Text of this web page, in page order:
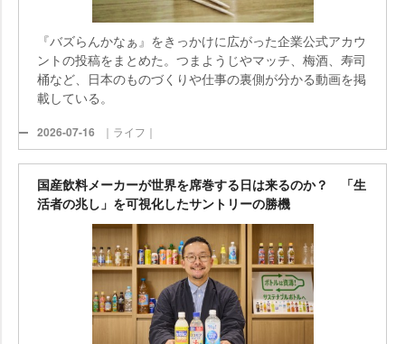
『バズらんかなぁ』をきっかけに広がった企業公式アカウ
ントの投稿をまとめた。つまようじやマッチ、梅酒、寿司
桶など、日本のものづくりや仕事の裏側が分かる動画を掲
載している。
2026-07-16 ｜ライフ｜
国産飲料メーカーが世界を席巻する日は来るのか？ 「生
活者の兆し」を可視化したサントリーの勝機